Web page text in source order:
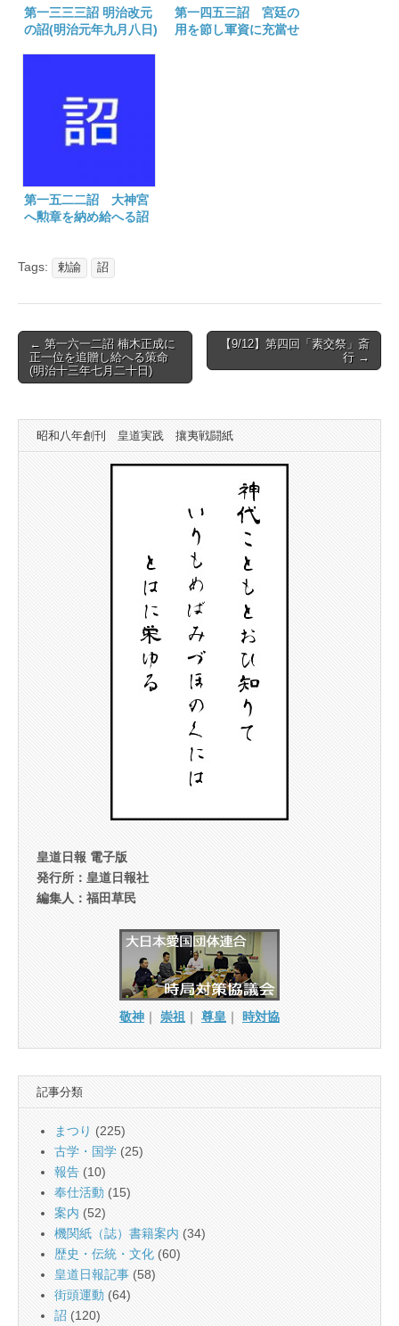
第一三三三詔 明治改元
の詔(明治元年九月八日)
第一四五三詔 宮廷の
用を節し軍資に充當せ
第一五二二詔 大神宮
へ勲章を納め給へる詔
Tags:
勅諭 詔
Post
navigation
← 第一六一二詔 楠木正成に
正一位を追贈し給へる策命
(明治十三年七月二十日)
【9/12】第四回「素交祭」斎
行 →
昭和八年創刊 皇道実践 攘夷戦闘紙
皇道日報 電子版
発行所：皇道日報社
編集人：福田草民
敬神 ｜ 崇祖 ｜ 尊皇 ｜ 時対協
記事分類
まつり (225)
古学・国学 (25)
報告 (10)
奉仕活動 (15)
案内 (52)
機関紙（誌）書籍案内 (34)
歴史・伝統・文化 (60)
皇道日報記事 (58)
街頭運動 (64)
詔 (120)